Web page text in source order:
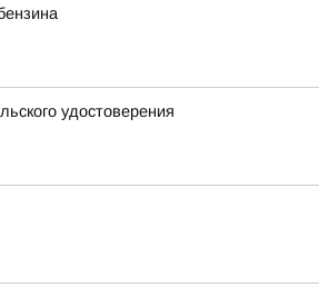
удостоверения